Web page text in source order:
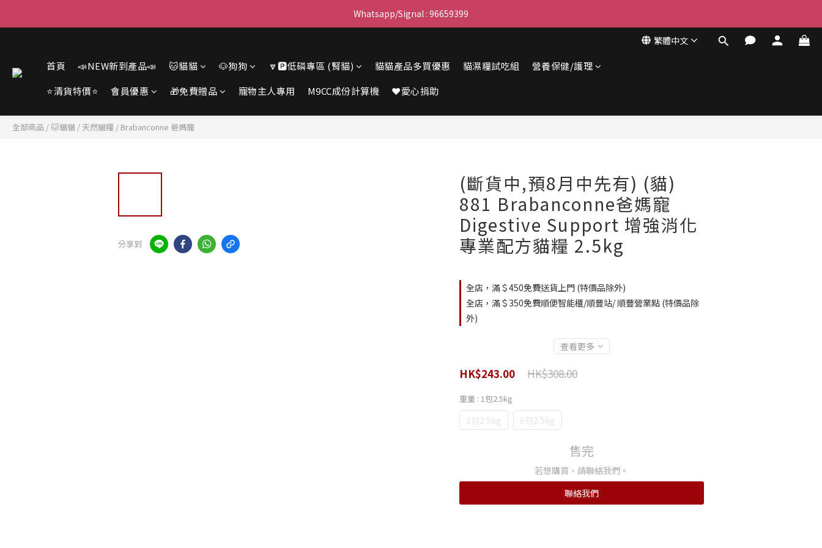
滿$450免費送貨上門 I 滿$350免運 順豐自取
Whatsapp/Signal : 96659399
滿$450免費送貨上門 I 滿$350免運 順豐自取
繁體中文
首頁 📣NEW新到產品📣 🐱貓貓 🐶狗狗 🔽🅿️低磷專區 (腎貓) 貓貓產品多買優惠 貓濕糧試吃組
營養保健/護理
⭐清貨特價⭐
會員優惠 🎁免費贈品 寵物主人專用 M9CC成份計算機 ❤️愛心捐助
全部商品 / 🐱貓貓 / 天然貓糧 / Brabanconne 爸媽寵
分享到
(斷貨中,預8月中先有) (貓)
881 Brabanconne爸媽寵
Digestive Support 增強消化
專業配方貓糧 2.5kg
全店，滿＄450免費送貨上門 (特價品除外)
全店，滿＄350免費順便智能櫃/順豐站/ 順豐營業點 (特價品除
外)
查看更多
HK$308.00
HK$243.00
重量 : 1包2.5kg
1包2.5kg 6包2.5kg
售完
若想購買，請聯絡我們。
聯絡我們